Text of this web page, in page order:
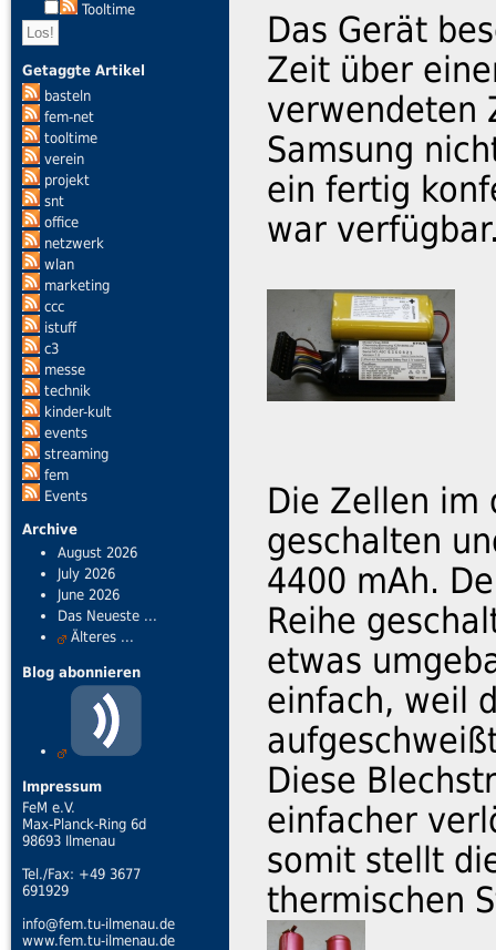
Tooltime
Getaggte Artikel
basteln
fem-net
tooltime
verein
projekt
snt
office
netzwerk
wlan
marketing
ccc
istuff
c3
messe
technik
kinder-kult
events
streaming
fem
Events
Archive
August 2026
July 2026
June 2026
Das Neueste ...
Älteres ...
Blog abonnieren
Impressum
FeM e.V.
Max-Planck-Ring 6d
98693 Ilmenau
Tel./Fax: +49 3677
691929
info@fem.tu-ilmenau.de
www.fem.tu-ilmenau.de
Das Gerät
Zeit über
verwendeten
Samsung
ein fertig
war
Die Zellen im
geschalten
4400 mAh.
Reihe
etwas
einfach, weil
Diese
einfacher
somit stellt
thermischen